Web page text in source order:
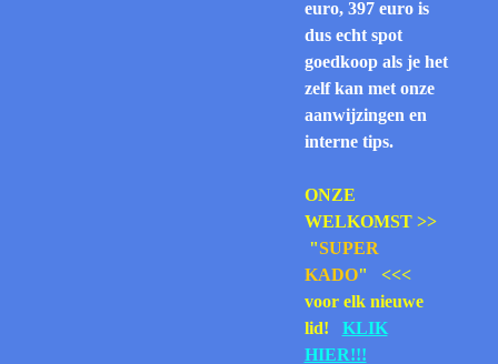
euro, 397 euro is
dus echt spot
goedkoop als je het
zelf kan met onze
aanwijzingen en
interne tips.
ONZE
WELKOMST >>
"SUPER
KADO" <<<
voor elk nieuwe
lid!
KLIK
HIER!!!